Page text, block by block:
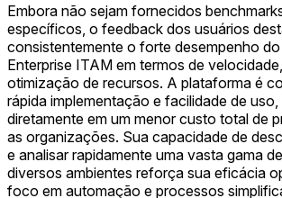
Embora não sejam fornecidos
específicos, o feedback dos usuários
consistentemente o forte desempenho
Enterprise ITAM em termos de
otimização de recursos. A plataforma é
rápida implementação e facilidade de
diretamente em um menor custo total de
as organizações. Sua capacidade de
e analisar rapidamente uma vasta gama
diversos ambientes reforça sua eficácia
foco em automação e processos